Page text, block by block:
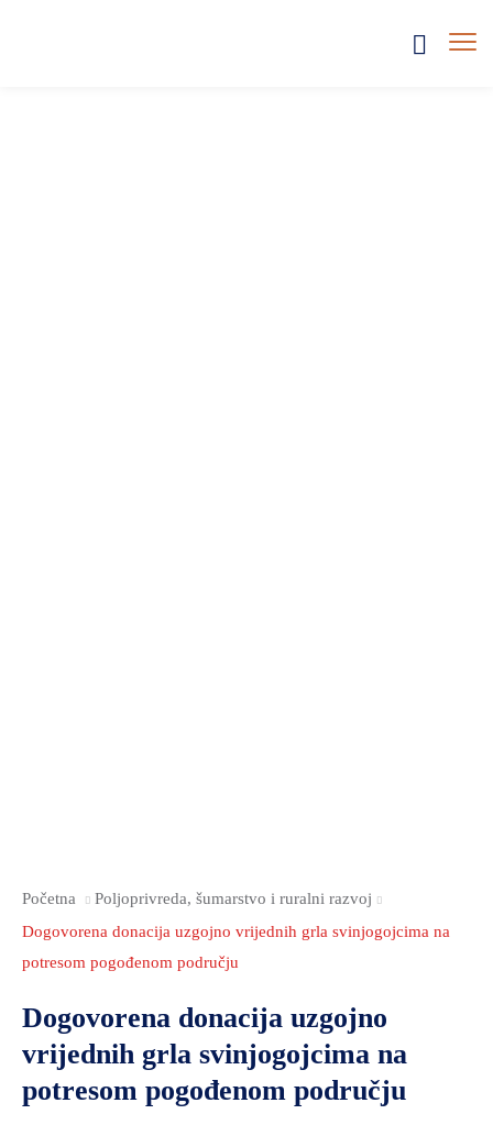
Početna
Poljoprivreda, šumarstvo i ruralni razvoj
Dogovorena donacija uzgojno vrijednih grla svinjogojcima na
potresom pogođenom području
Dogovorena donacija uzgojno
vrijednih grla svinjogojcima na
potresom pogođenom području